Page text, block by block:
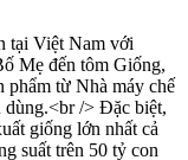
tại Việt Nam với
Mẹ đến tôm Giống,
phẩm từ Nhà máy chế
dùng.<br /> Đặc biệt,
giống lớn nhất cả
suất trên 50 tỷ con